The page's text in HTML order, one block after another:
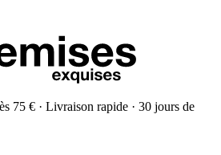
75 € · Livraison rapide · 30 jours de